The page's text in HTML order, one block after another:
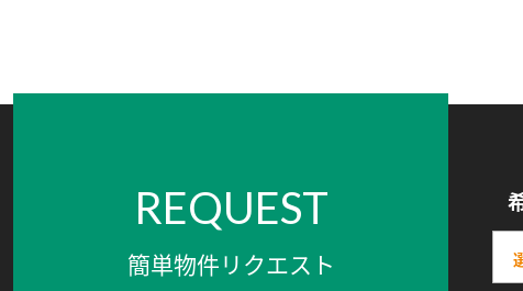
REQUEST
簡単物件リクエスト